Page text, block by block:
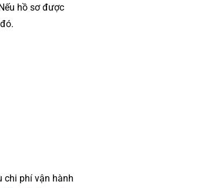
hồ sơ được
chi phí vận hành